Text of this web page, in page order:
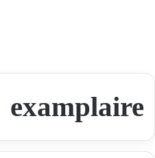
examplaire